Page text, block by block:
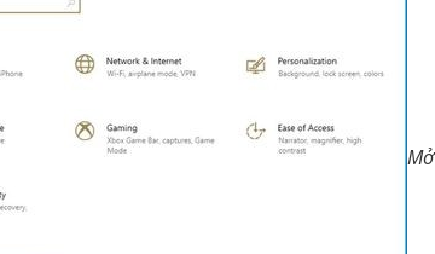
Mở